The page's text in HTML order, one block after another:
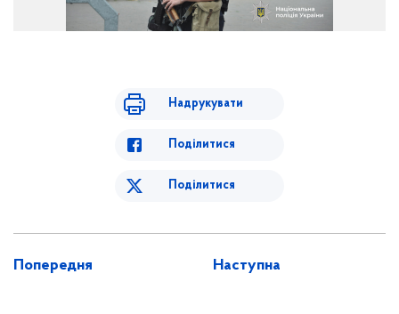
Надрукувати
Поділитися
Поділитися
Попередня Наступна